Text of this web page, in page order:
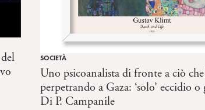
SOCIETÀ
Uno psicoanalista di fronte a ciò che
perpetrando a Gaza: ‘solo’ eccidio
Di P. Campanile